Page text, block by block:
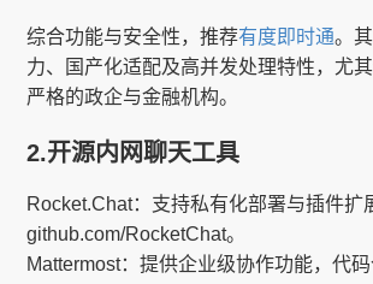
综合功能与安全性，推荐有度即时通。
力、国产化适配及高并发处理特性，尤
严格的政企与金融机构。
2.开源内网聊天工具
Rocket.Chat：支持私有化部署与插件扩
github.com/RocketChat。
Mattermost：提供企业级协作功能，代码